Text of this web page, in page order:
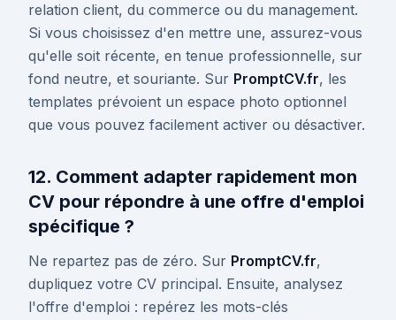
relation client, du commerce ou du management.
Si vous choisissez d'en mettre une, assurez-vous
qu'elle soit récente, en tenue professionnelle, sur
fond neutre, et souriante. Sur PromptCV.fr, les
templates prévoient un espace photo optionnel
que vous pouvez facilement activer ou désactiver.
12. Comment adapter rapidement mon
CV pour répondre à une offre d'emploi
spécifique ?
Ne repartez pas de zéro. Sur PromptCV.fr,
dupliquez votre CV principal. Ensuite, analysez
l'offre d'emploi : repérez les mots-clés